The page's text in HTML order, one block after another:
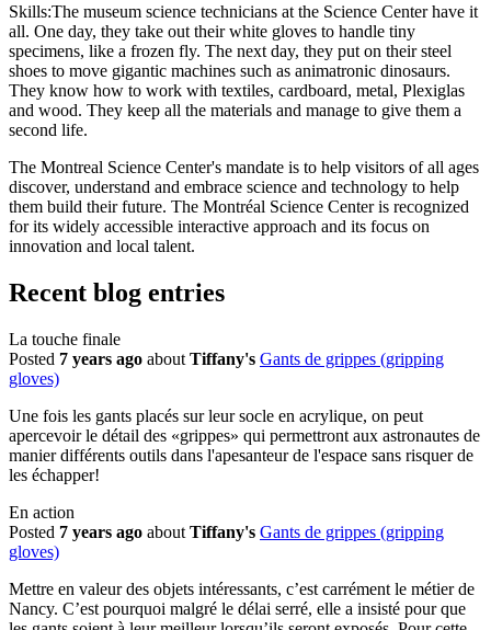
Skills:The museum science technicians at the Science Center have it
all. One day, they take out their white gloves to handle tiny
specimens, like a frozen fly. The next day, they put on their steel
shoes to move gigantic machines such as animatronic dinosaurs.
They know how to work with textiles, cardboard, metal, Plexiglas
and wood. They keep all the materials and manage to give them a
second life.
The Montreal Science Center's mandate is to help visitors of all ages
discover, understand and embrace science and technology to help
them build their future. The Montréal Science Center is recognized
for its widely accessible interactive approach and its focus on
innovation and local talent.
Recent blog entries
La touche finale
Posted 7 years ago about Tiffany's Gants de grippes (gripping
gloves)
Une fois les gants placés sur leur socle en acrylique, on peut
apercevoir le détail des «grippes» qui permettront aux astronautes de
manier différents outils dans l'apesanteur de l'espace sans risquer de
les échapper!
En action
Posted 7 years ago about Tiffany's Gants de grippes (gripping
gloves)
Mettre en valeur des objets intéressants, c’est carrément le métier de
Nancy. C’est pourquoi malgré le délai serré, elle a insisté pour que